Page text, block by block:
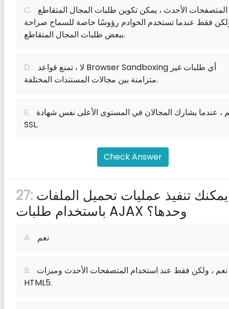
C.
فقط عندما تستخدم الخوادم رؤوسًا خاصة للسماح صراحة
ببعض طلبات المجال المتقاطع.
D.
متزامنة بين مجالات المستندات المختلفة.
E.
SSL.
Check Answer
27:
باستخدام طلبات AJAX وحدها؟
A. نعم
B.
HTML5.